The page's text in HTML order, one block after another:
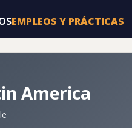
EMPLEOS Y PRÁCTICAS
America